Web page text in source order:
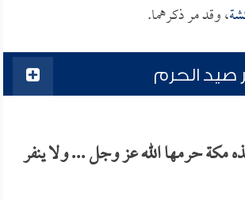
، وقد مر ذكرهما.
صيد الحرم
حرمها الله عز وجل ... ولا ينفر